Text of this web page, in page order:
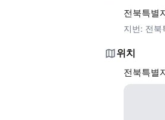
전북특별
지번: 전북
위치
전북특별